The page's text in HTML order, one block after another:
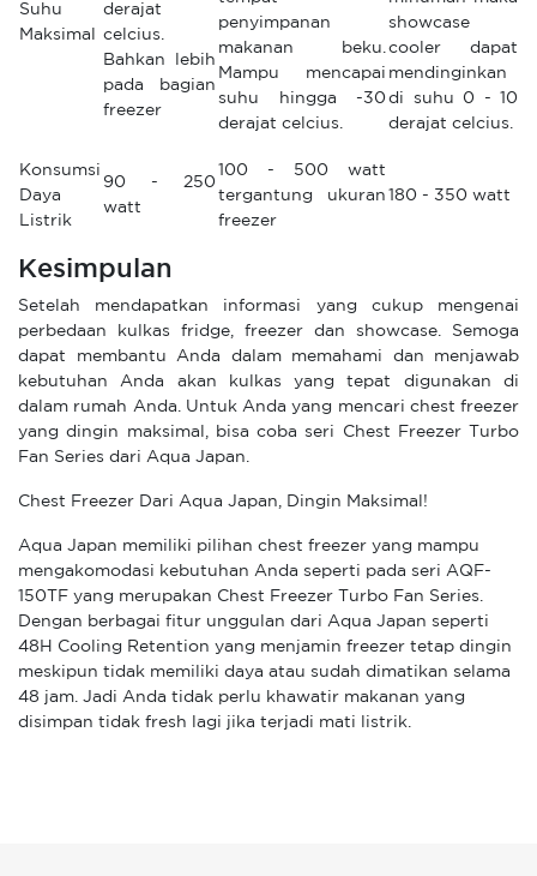
Suhu
Maksimal
derajat
celcius.
Bahkan lebih
pada bagian
freezer
penyimpanan
makanan beku.
Mampu mencapai
suhu hingga -30
derajat celcius.
showcase
cooler dapat
mendinginkan
di suhu 0 - 10
derajat celcius.
Konsumsi
Daya
Listrik
90 - 250
watt
100 - 500 watt
tergantung ukuran
freezer
180 - 350 watt
Kesimpulan
Setelah mendapatkan informasi yang cukup mengenai
perbedaan kulkas fridge, freezer dan showcase. Semoga
dapat membantu Anda dalam memahami dan menjawab
kebutuhan Anda akan kulkas yang tepat digunakan di
dalam rumah Anda. Untuk Anda yang mencari chest freezer
yang dingin maksimal, bisa coba seri Chest Freezer Turbo
Fan Series dari Aqua Japan.
Chest Freezer Dari Aqua Japan, Dingin Maksimal!
Aqua Japan memiliki pilihan chest freezer yang mampu
mengakomodasi kebutuhan Anda seperti pada seri AQF-
150TF yang merupakan Chest Freezer Turbo Fan Series.
Dengan berbagai fitur unggulan dari Aqua Japan seperti
48H Cooling Retention yang menjamin freezer tetap dingin
meskipun tidak memiliki daya atau sudah dimatikan selama
48 jam. Jadi Anda tidak perlu khawatir makanan yang
disimpan tidak fresh lagi jika terjadi mati listrik.